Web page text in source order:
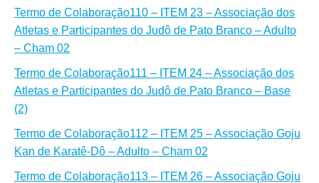
Termo de Colaboração110 – ITEM 23 – Associação dos
Atletas e Participantes do Judô de Pato Branco – Adulto
– Cham 02
Termo de Colaboração111 – ITEM 24 – Associação dos
Atletas e Participantes do Judô de Pato Branco – Base
(2)
Termo de Colaboração112 – ITEM 25 – Associação Goju
Kan de Karatê-Dô – Adulto – Cham 02
Termo de Colaboração113 – ITEM 26 – Associação Goju